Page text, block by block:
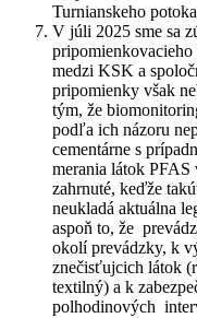
Turnianskeho
V júli 2025 sme sa
medzi KSK a
pripomienky však
tým, že
podľa ich názoru
cementárne s
merania látok
zahrnuté, keďže
neukladá aktuálna
aspoň to, že
okolí prevádzky, k
znečisťujcich látok
textilný) a k
polhodinových